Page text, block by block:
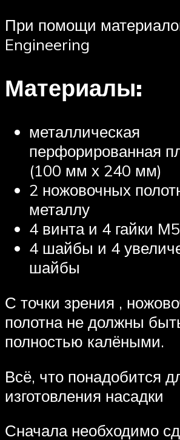
При помощи
Engineering
Материалы:
металлическая
перфорированная
(100 мм х 240 мм)
2 ножовочных
металлу
4 винта и 4 гайки М5
4 шайбы и 4
шайбы
С точки зрения ,
полотна не должны
полностью калёными.
Всё, что понадобится
изготовления насадки
Сначала необходимо